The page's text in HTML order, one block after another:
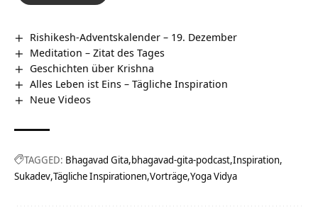
Rishikesh-Adventskalender – 19. Dezember
Meditation – Zitat des Tages
Geschichten über Krishna
Alles Leben ist Eins – Tägliche Inspiration
Neue Videos
TAGGED: Bhagavad Gita bhagavad-gita-podcast Inspiration
Sukadev Tägliche Inspirationen Vorträge Yoga Vidya